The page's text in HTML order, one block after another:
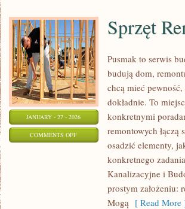
JANUARY - 27 - 2026
COMMENTS OFFON
REMONTOWY
Sprzęt
Pusmak to serwis
budują dom,
chcą mieć
dokładnie. To
konkretnymi
remontowych
osadzić elementy,
konkretnego
Kanalizacyjne i
prostym założeniu:
Mogą [ Read More